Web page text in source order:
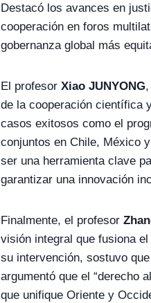
Destacó los avances en
cooperación en foros
gobernanza global más
El profesor Xiao JUNYONG
de la cooperación científica
casos exitosos como el
conjuntos en Chile, México
ser una herramienta clave
garantizar una innovación
Finalmente, el profesor
visión integral que fusiona
su intervención, sostuvo que
argumentó que el “derecho
que unifique Oriente y